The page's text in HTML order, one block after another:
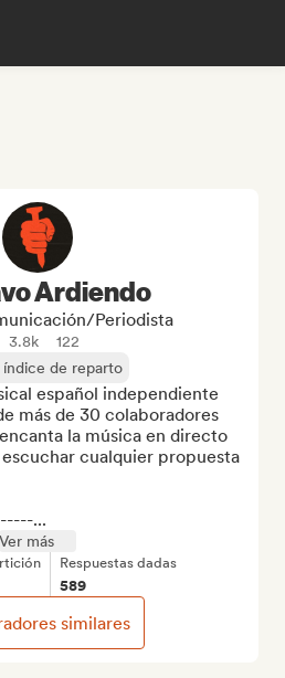
Ardiendo
Periodista
3.8k
122
de reparto
español independiente
más de 30 colaboradores
la música en directo
cualquier propuesta
...
Ver más
Respuestas dadas
589
similares